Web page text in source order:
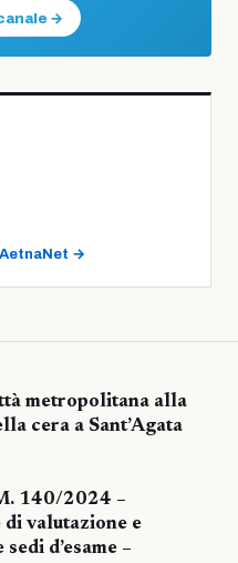
→
→
metropolitana alla
cera a Sant’Agata
140/2024 –
valutazione e
d’esame –